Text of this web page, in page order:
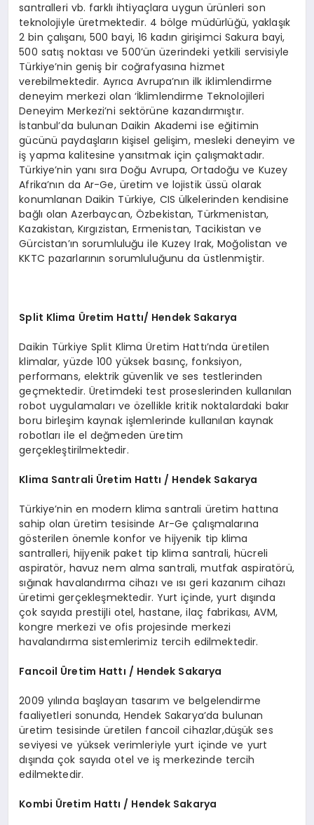
santralleri vb. farklı ihtiyaçlara uygun ürünleri son
teknolojiyle üretmektedir. 4 bölge müdürlüğü, yaklaşık
2 bin çalışanı, 500 bayi, 16 kadın girişimci Sakura bayi,
500 satış noktası ve 500’ün üzerindeki yetkili servisiyle
Türkiye’nin geniş bir coğrafyasına hizmet
verebilmektedir. Ayrıca Avrupa’nın ilk iklimlendirme
deneyim merkezi olan ‘İklimlendirme Teknolojileri
Deneyim Merkezi’ni sektörüne kazandırmıştır.
İstanbul’da bulunan Daikin Akademi ise eğitimin
gücünü paydaşların kişisel gelişim, mesleki deneyim ve
iş yapma kalitesine yansıtmak için çalışmaktadır.
Türkiye’nin yanı sıra Doğu Avrupa, Ortadoğu ve Kuzey
Afrika’nın da Ar-Ge, üretim ve lojistik üssü olarak
konumlanan Daikin Türkiye, CIS ülkelerinden kendisine
bağlı olan Azerbaycan, Özbekistan, Türkmenistan,
Kazakistan, Kırgızistan, Ermenistan, Tacikistan ve
Gürcistan’ın sorumluluğu ile Kuzey Irak, Moğolistan ve
KKTC pazarlarının sorumluluğunu da üstlenmiştir.
Split Klima Üretim Hattı/ Hendek Sakarya
Daikin Türkiye Split Klima Üretim Hattı’nda üretilen
klimalar, yüzde 100 yüksek basınç, fonksiyon,
performans, elektrik güvenlik ve ses testlerinden
geçmektedir. Üretimdeki test proseslerinden kullanılan
robot uygulamaları ve özellikle kritik noktalardaki bakır
boru birleşim kaynak işlemlerinde kullanılan kaynak
robotları ile el değmeden üretim
gerçekleştirilmektedir.
Klima Santrali Üretim Hattı / Hendek Sakarya
Türkiye’nin en modern klima santrali üretim hattına
sahip olan üretim tesisinde Ar-Ge çalışmalarına
gösterilen önemle konfor ve hijyenik tip klima
santralleri, hijyenik paket tip klima santrali, hücreli
aspiratör, havuz nem alma santrali, mutfak aspiratörü,
sığınak havalandırma cihazı ve ısı geri kazanım cihazı
üretimi gerçekleşmektedir. Yurt içinde, yurt dışında
çok sayıda prestijli otel, hastane, ilaç fabrikası, AVM,
kongre merkezi ve ofis projesinde merkezi
havalandırma sistemlerimiz tercih edilmektedir.
Fancoil Üretim Hattı / Hendek Sakarya
2009 yılında başlayan tasarım ve belgelendirme
faaliyetleri sonunda, Hendek Sakarya’da bulunan
üretim tesisinde üretilen fancoil cihazlar,düşük ses
seviyesi ve yüksek verimleriyle yurt içinde ve yurt
dışında çok sayıda otel ve iş merkezinde tercih
edilmektedir.
Kombi Üretim Hattı / Hendek Sakarya